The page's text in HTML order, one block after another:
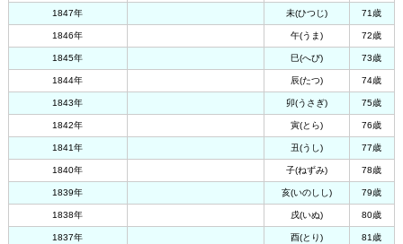
1847年 未(ひつじ) 71歳
1846年 午(うま) 72歳
1845年 巳(へび) 73歳
1844年 辰(たつ) 74歳
1843年 卯(うさぎ) 75歳
1842年 寅(とら) 76歳
1841年 丑(うし) 77歳
1840年 子(ねずみ) 78歳
1839年 亥(いのしし) 79歳
1838年 戌(いぬ) 80歳
1837年 酉(とり) 81歳